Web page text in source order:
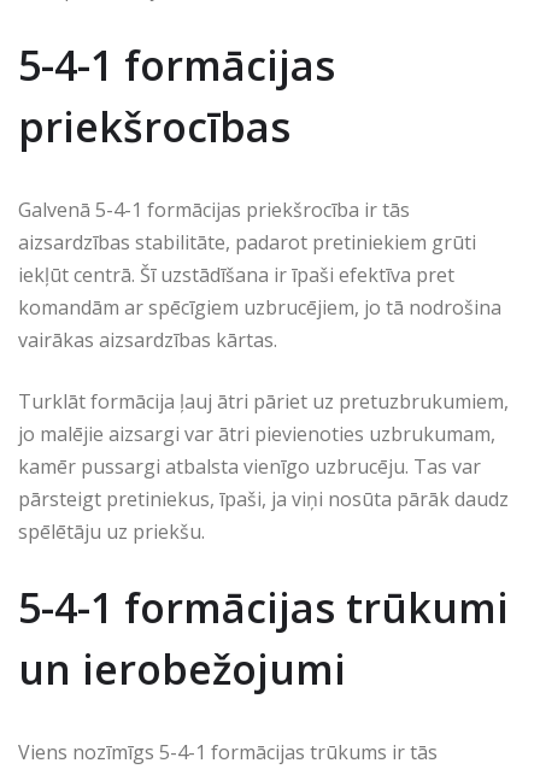
5-4-1 formācijas
priekšrocības
Galvenā 5-4-1 formācijas priekšrocība ir tās
aizsardzības stabilitāte, padarot pretiniekiem grūti
iekļūt centrā. Šī uzstādīšana ir īpaši efektīva pret
komandām ar spēcīgiem uzbrucējiem, jo tā nodrošina
vairākas aizsardzības kārtas.
Turklāt formācija ļauj ātri pāriet uz pretuzbrukumiem,
jo malējie aizsargi var ātri pievienoties uzbrukumam,
kamēr pussargi atbalsta vienīgo uzbrucēju. Tas var
pārsteigt pretiniekus, īpaši, ja viņi nosūta pārāk daudz
spēlētāju uz priekšu.
5-4-1 formācijas trūkumi
un ierobežojumi
Viens nozīmīgs 5-4-1 formācijas trūkums ir tās